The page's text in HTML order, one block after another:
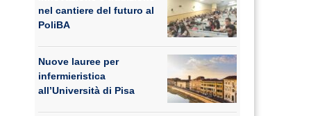
nel cantiere del futuro al
PoliBA
Nuove lauree per
infermieristica
all’Università di Pisa